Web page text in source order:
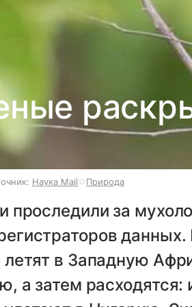
Наука Mail Природа
проследили за
летят в Западную
а затем